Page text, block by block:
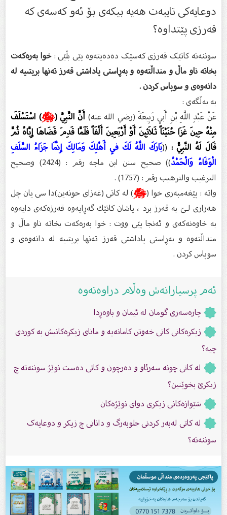
دوعایەکى تایبەت هەیە بیکەى بۆ ئەو کەسەى کە
قەرزى پێتداوە؟
سوننەتە کاتێک قەرزى کەسێک دەدەیتەوە پێى بڵێى :خوا به‌ره‌كه‌ت
بخاته‌ ناو ماڵ و منداڵته‌وه‌ و به‌ڕاستی پاداشتی قه‌رز ته‌نها بریتىیه‌ له‌
دانه‌وه‌ی و سوپاس كردن .
بە بەڵگەى :
عَنْ عَبْدِ اللَّهِ بْنِ أَبِي رَبِيعَةَ (رضي الله عنه)أَنَّ النَّبِيَّ (ﷺ) اسْتَسْلَفَ
مِنْهُ حِينَ غَزَا حُنَيْنَاً ثَلاَثِينَ أَوْ أَرْبَعِينَ أَلْفَاً فَلَمَّا قَدِمَ قَضَاهَا إِيَّاهُ ثُمَّ
قَالَ لَهُ النَّبِيُّ : (( بَارَكَ اللَّهُ لَكَ فِي أَهْلِكَ وَمَالِكَ إِنَّمَا جَزَاءُ السَّلَفِ
الْوَفَاءُ وَالْحَمْدُ
)) صحيح سنن ابن ماجه رقم : (2424) وصحيح
الترغيب والترهيب رقم : (1757) .
واته‌ : پێغه‌مبه‌ری خوا (ﷺ) له‌ كاتی (غه‌زای حونه‌ین)دا سی یان چل
هه‌زاری لـێ به‌ قه‌رز برد ، پاشان كاتێك گه‌ڕایه‌وه‌ قه‌رزه‌كه‌ی دایه‌وه‌
به‌ خاوه‌نه‌كه‌ی و ئه‌نجا پێی ووت : خوا به‌ره‌كه‌ت بخاته‌ ناو ماڵ و
منداڵته‌وه‌ و به‌ڕاستی پاداشتی قه‌رز ته‌نها بریتىیه‌ له‌ دانه‌وه‌ی و
سوپاس كردن .
ئەم پرسیارانەش وەڵام دراوەتەوە
چارەسەرى گومان له‌ ئیمان و باوه‌ڕدا
زیکرەکانى کاتى خەوتن کامانەیە و ماناى زیکرەکانیش بە کوردی
چیە؟
لە کاتى چونە سەرئاو و دەرچون و کاتى دەست نوێژ سوننەتە چ
زیکرێ بخوێنین؟
شێوازەکانی زیکری دوای نوێژەکان
لە کاتى لەبەر کردنى جلوبەرگ و دانانى چ زیکر و دوعایەک
سوننەتە؟